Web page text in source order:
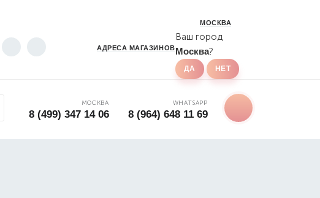
АДРЕСА МАГАЗИНОВ
МОСКВА
Ваш город
Москва?
МОСКВА
8 (499) 347 14 06
WHATSAPP
8 (964) 648 11 69